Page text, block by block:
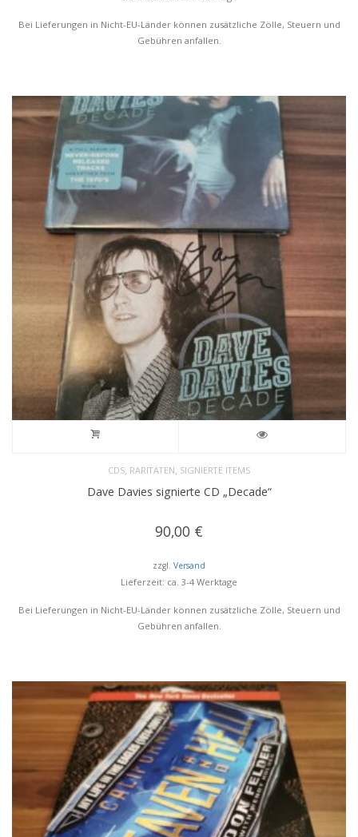
Bei Lieferungen in Nicht-EU-Länder können zusätzliche Zölle, Steuern und
Gebühren anfallen.
CDS RARITÄTEN SIGNIERTE ITEMS
Dave Davies signierte CD „Decade“
90,00 €
zzgl. Versand
Lieferzeit: ca. 3-4 Werktage
Bei Lieferungen in Nicht-EU-Länder können zusätzliche Zölle, Steuern und
Gebühren anfallen.